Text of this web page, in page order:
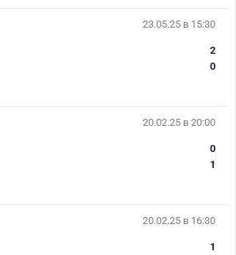
23.05.25 в 15:30
2
0
20.02.25 в 20:00
0
1
20.02.25 в 16:30
1